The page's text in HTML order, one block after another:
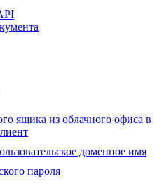
ящика из облачного офиса в
доменное имя
пароля